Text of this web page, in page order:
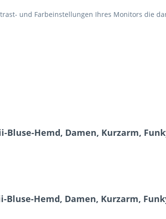
und Farbeinstellungen Ihres Monitors die
Hemd, Damen, Kurzarm,
Hemd, Damen, Kurzarm,